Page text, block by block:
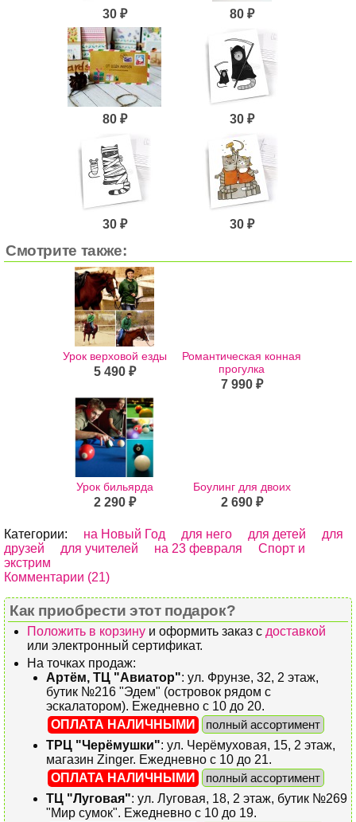
30 ₽ 80 ₽
80 ₽ 30 ₽
30 ₽ 30 ₽
Смотрите также:
Урок верховой езды
5 490 ₽
Романтическая конная
прогулка
7 990 ₽
Урок бильярда
2 290 ₽
Боулинг для двоих
2 690 ₽
Категории: на Новый Год для него для детей
для
друзей
для учителей на 23 февраля
Спорт и
экстрим
Комментарии (21)
Как приобрести этот подарок?
Положить в корзину и оформить заказ с доставкой
или электронный сертификат.
На точках продаж:
Артём, ТЦ "Авиатор": ул. Фрунзе, 32, 2 этаж,
бутик №216 "Эдем" (островок рядом с
эскалатором). Ежедневно с 10 до 20.
ОПЛАТА НАЛИЧНЫМИ
полный ассортимент
ТРЦ "Черёмушки": ул. Черёмуховая, 15, 2 этаж,
магазин Zinger. Ежедневно с 10 до 21.
ОПЛАТА НАЛИЧНЫМИ
полный ассортимент
ТЦ "Луговая": ул. Луговая, 18, 2 этаж, бутик №269
"Мир сумок". Ежедневно с 10 до 19.